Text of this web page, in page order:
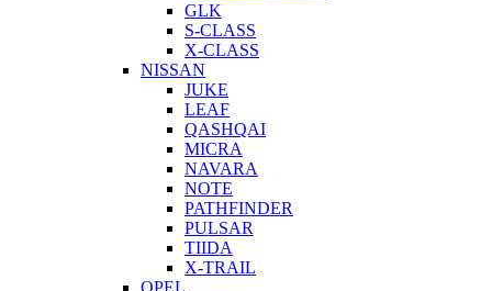
GLK
S-CLASS
X-CLASS
NISSAN
JUKE
LEAF
QASHQAI
MICRA
NAVARA
NOTE
PATHFINDER
PULSAR
TIIDA
X-TRAIL
OPEL